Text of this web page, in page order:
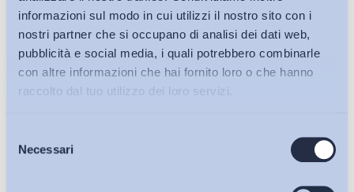
informazioni sul modo in cui utilizzi il nostro sito con i
nostri partner che si occupano di analisi dei dati web,
pubblicità e social media, i quali potrebbero combinarle
con altre informazioni che hai fornito loro o che hanno
raccolto dal tuo utilizzo dei loro servizi.
delNecessariBollettini ADAPT